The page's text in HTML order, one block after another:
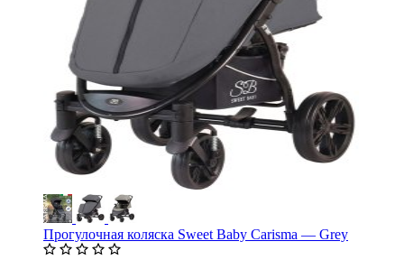
Прогулочная коляска Sweet Baby Carisma — Grey